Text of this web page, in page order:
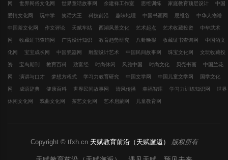
网 世界民俗文化网 世界童话故事网 余建祥工作室 思维训练 家庭教育顶层设计 中国
爱情文化网 玩中学 笑话大王 科技前沿 趣味地理 中国书画网 思维谷 中华人物谱
中国茶文化网 作文评论 天赋车站 西湖风景文化 艺术起点 艺术收藏投资 中华武术
网 收藏证书查询网 广告设计知识 教育趋势研究 八卦晚报 收藏证书查询网 中国酒文
化网 宝宝成长网 中国瓷器网 雕塑设计艺术 中国民间故事网 珠宝文化网 文玩收藏投
资 宝岛期刊 教育百科 致富经 时尚休闲 风雅中国 时尚文化 贝壳书画 中国兰花
网 演讲与口才 梦想方程式 学习力教育研究 中国文学网 中国儿童文学网 国学文化
网 成语辞典 健康百科 世界民间故事网 清风传播 幸福智库 学习力训练知识网 世界
休闲文化网 戏曲文化网 茶艺文化网 艺术启蒙网 儿童教育网
Copyright © tfxh.cn 天赋教育前沿（天赋邂逅） 版权所有